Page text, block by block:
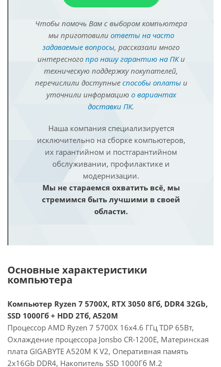
Чтобы помочь Вам с выбором компьютера
мы приготовили ответы на часто
задаваемые вопросы, рассказали много
интересного про нашу гарантию на ПКи
техническую поддержку покупателей,
перечислили доступные способы оплатыи
уточнили информацию о вариантах
доставки ПК.
Наша компания специализируется
исключительно на сборке компьютеров,
их гарантийном и постгарантийном
обслуживании, профилактике и
модернизации.
Мы не стараемся охватить всё, мы
стремимся быть лучшими в своей
области.
Основные характеристики
компьютера
Компьютер Ryzen 7 5700X, RTX 3050 8Гб, DDR4 32Gb,
SSD 1000Гб + HDD 2Тб, A520M
Процессор AMD Ryzen 7 5700X 16x4.6 ГГц TDP 65Вт,
Охлаждение процессора Jonsbo CR-1200E, Материнская
плата GIGABYTE A520M K V2, Оперативная память
2x16Gb DDR4, Накопитель SSD 1000Гб M.2